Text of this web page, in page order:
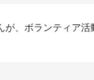
が、ボランティア